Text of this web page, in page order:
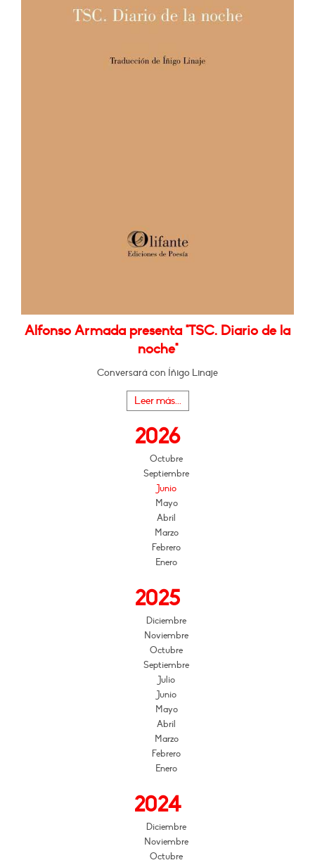
Alfonso Armada presenta "TSC. Diario de la
noche"
Conversará con Íñigo Linaje
Leer más...
2026
Octubre
Septiembre
Junio
Mayo
Abril
Marzo
Febrero
Enero
2025
Diciembre
Noviembre
Octubre
Septiembre
Julio
Junio
Mayo
Abril
Marzo
Febrero
Enero
2024
Diciembre
Noviembre
Octubre